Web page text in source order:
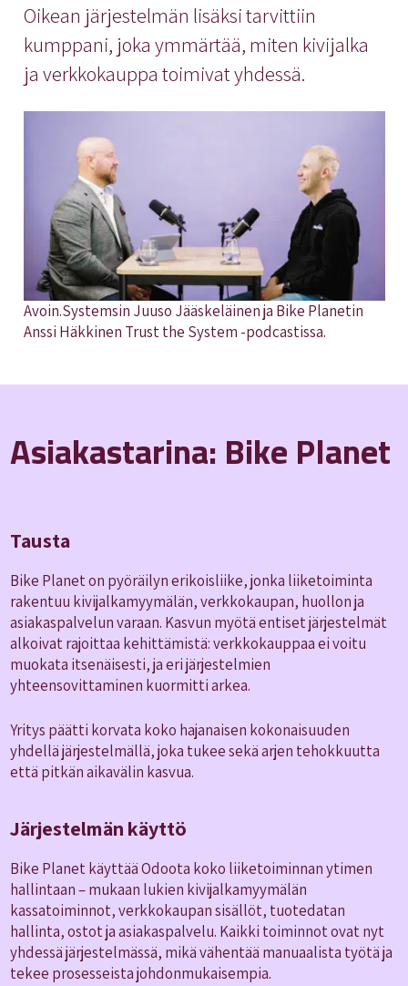
Oikean järjestelmän lisäksi tarvittiin
kumppani, joka ymmärtää, miten kivijalka
ja verkkokauppa toimivat yhdessä.
Avoin.Systemsin Juuso Jääskeläinen ja Bike Planetin
Anssi Häkkinen Trust the System -podcastissa.
Asiakastarina: Bike Planet
Tausta
Bike Planet on pyöräilyn erikoisliike, jonka liiketoiminta
rakentuu kivijalkamyymälän, verkkokaupan, huollon ja
asiakaspalvelun varaan. Kasvun myötä entiset järjestelmät
alkoivat rajoittaa kehittämistä: verkkokauppaa ei voitu
muokata itsenäisesti, ja eri järjestelmien
yhteensovittaminen kuormitti arkea.
Yritys päätti korvata koko hajanaisen kokonaisuuden
yhdellä järjestelmällä, joka tukee sekä arjen tehokkuutta
että pitkän aikavälin kasvua.
Järjestelmän käyttö
Bike Planet käyttää Odoota koko liiketoiminnan ytimen
hallintaan – mukaan lukien kivijalkamyymälän
kassatoiminnot, verkkokaupan sisällöt, tuotedatan
hallinta, ostot ja asiakaspalvelu. Kaikki toiminnot ovat nyt
yhdessä järjestelmässä, mikä vähentää manuaalista työtä ja
tekee prosesseista johdonmukaisempia.